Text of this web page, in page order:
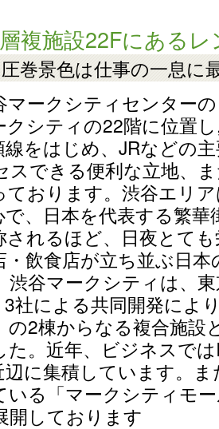
複施設22Fにあるレ
巻景色は仕事の一息に
マークシティセンター
クシティの22階に位置
をはじめ、JRなどの
スできる便利な立地、
ております。渋谷エリ
、日本を代表する繁華
されるほど、日夜とて
飲食店が立ち並ぶ日本
渋谷マークシティは、
社による共同開発によ
の2棟からなる複合施設
た。近年、ビジネスで
辺に集積しています。
いる「マークシティモ
開しております